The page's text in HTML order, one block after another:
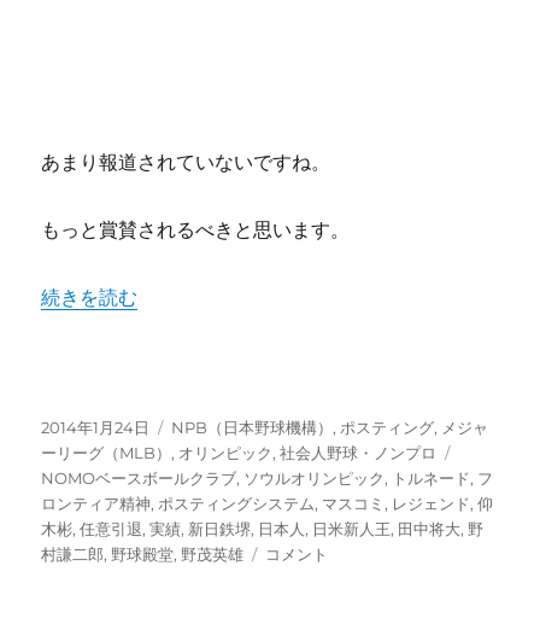
あまり報道されていないですね。
もっと賞賛されるべきと思います。
“祝！野球殿堂入り、日本人はレジェンド野茂英雄をも
続きを読む
投
稿
日:
2014年1月24日
カ
テ
ゴ
リ
ー
NPB（日本野球機構） , ポスティング, メジャ
ーリーグ（MLB） , オリンピック,社会人野球・ノンプロ
グ
NOMOベースボールクラブ, ソウルオリンピック, トルネード, フ
ロンティア精神, ポスティングシステム, マスコミ , レジェンド,仰
木彬,任意引退,実績, 新日鉄堺, 日本人 , 日米新人王, 田中将大, 野
村謙二郎, 野球殿堂, 野茂英雄
祝！
コメント